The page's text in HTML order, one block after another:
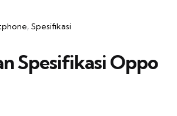
Spesifikasi
Spesifikasi Oppo